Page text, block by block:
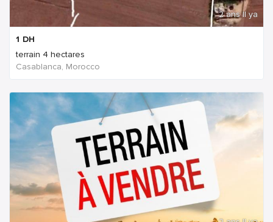
2 ans Il ya
1 DH
terrain 4 hectares
Casablanca, Morocco